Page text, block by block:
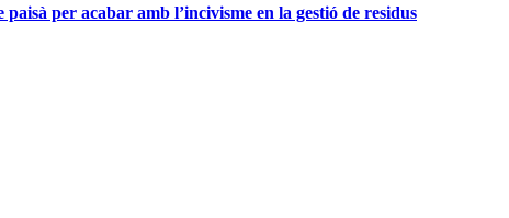
per acabar amb l’incivisme en la gestió de residus